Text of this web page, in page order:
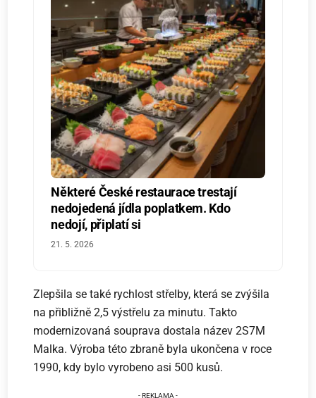
Některé České restaurace trestají
nedojedená jídla poplatkem. Kdo
nedojí, připlatí si
21. 5. 2026
Zlepšila se také rychlost střelby, která se zvýšila
na přibližně 2,5 výstřelu za minutu. Takto
modernizovaná souprava dostala název 2S7M
Malka. Výroba této zbraně byla ukončena v roce
1990, kdy bylo vyrobeno asi 500 kusů.